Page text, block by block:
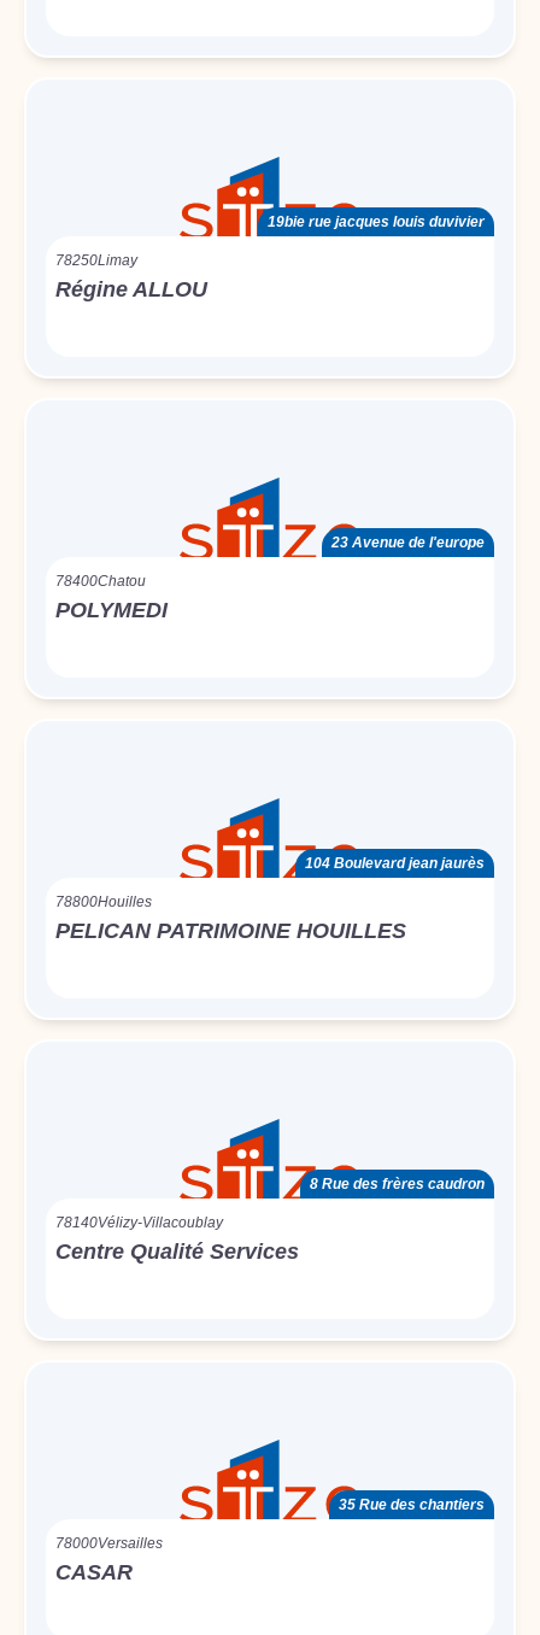
19bie rue jacques louis duvivier
78250Limay
Régine ALLOU
23 Avenue de l'europe
78400Chatou
POLYMEDI
104 Boulevard jean jaurès
78800Houilles
PELICAN PATRIMOINE HOUILLES
8 Rue des frères caudron
78140Vélizy-Villacoublay
Centre Qualité Services
35 Rue des chantiers
78000Versailles
CASAR